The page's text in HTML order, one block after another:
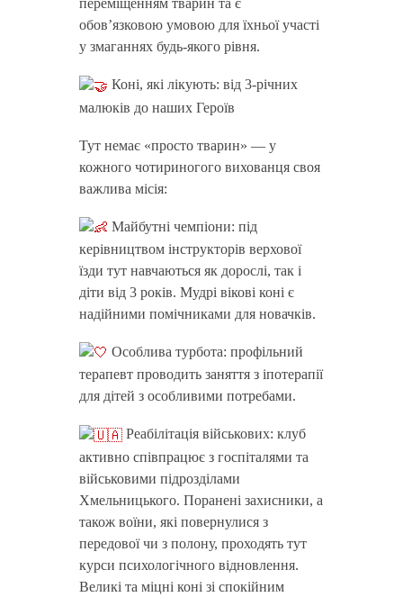
переміщенням тварин та є
обов’язковою умовою для їхньої участі
у змаганнях будь-якого рівня.
Коні, які лікують: від 3-річних
малюків до наших Героїв
Тут немає «просто тварин» — у
кожного чотириногого вихованця своя
важлива місія:
Майбутні чемпіони: під
керівництвом інструкторів верхової
їзди тут навчаються як дорослі, так і
діти від 3 років. Мудрі вікові коні є
надійними помічниками для новачків.
Особлива турбота: профільний
терапевт проводить заняття з іпотерапії
для дітей з особливими потребами.
Реабілітація військових: клуб
активно співпрацює з госпіталями та
військовими підрозділами
Хмельницького. Поранені захисники, а
також воїни, які повернулися з
передової чи з полону, проходять тут
курси психологічного відновлення.
Великі та міцні коні зі спокійним